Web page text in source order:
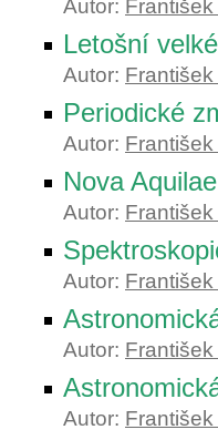
Autor: František
Letošní
Autor: František
Periodické
Autor: František
Nova Aquilae
Autor: František
Autor: František
Autor: František
Autor: František